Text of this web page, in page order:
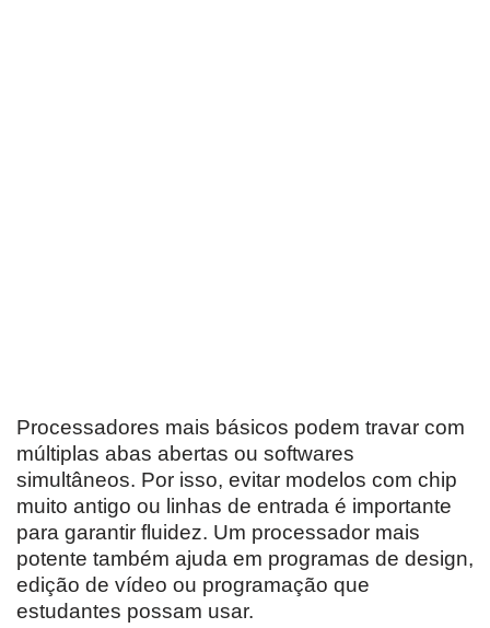
Processadores mais básicos podem travar com
múltiplas abas abertas ou softwares
simultâneos. Por isso, evitar modelos com chip
muito antigo ou linhas de entrada é importante
para garantir fluidez. Um processador mais
potente também ajuda em programas de design,
edição de vídeo ou programação que
estudantes possam usar.